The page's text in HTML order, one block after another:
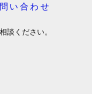
い合わせ
談ください。